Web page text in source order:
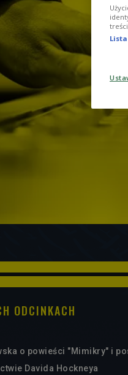
ODCINKACH
o powieści "Mimikry" i
Davida Hockneya